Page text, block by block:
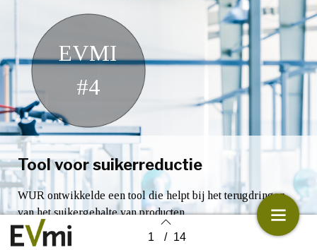
Back to index 1 / 14
EVMI
#4
Tool voor suikerreductie
WUR ontwikkelde een tool die helpt bij het terugdringen
van het suikergehalte van producten.
BEZOEK PAGINA